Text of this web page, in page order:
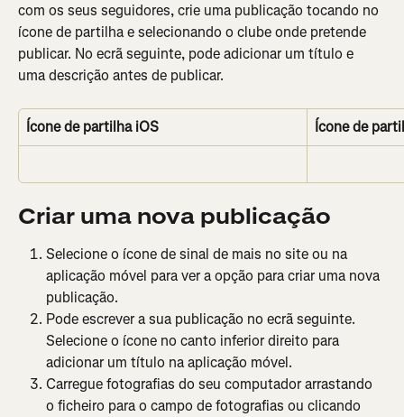
com os seus seguidores, crie uma publicação tocando no
ícone de partilha e selecionando o clube onde pretende
publicar. No ecrã seguinte, pode adicionar um título e
uma descrição antes de publicar.
Ícone de partilha iOS Ícone de
Criar uma nova publicação
Selecione o ícone de sinal de mais no site ou na
aplicação móvel para ver a opção para criar uma nova
publicação.
Pode escrever a sua publicação no ecrã seguinte.
Selecione o ícone no canto inferior direito para
adicionar um título na aplicação móvel.
Carregue fotografias do seu computador arrastando
o ficheiro para o campo de fotografias ou clicando